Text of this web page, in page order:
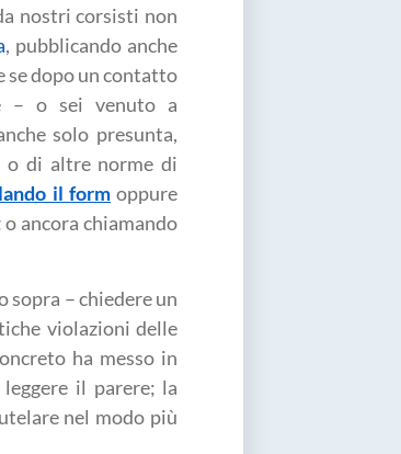
nostri corsisti non
, pubblicando anche
se dopo un contatto
– o sei venuto a
solo presunta,
o di altre norme di
il form oppure
o ancora chiamando
– chiedere un
violazioni delle
ha messo in
il parere; la
nel modo più